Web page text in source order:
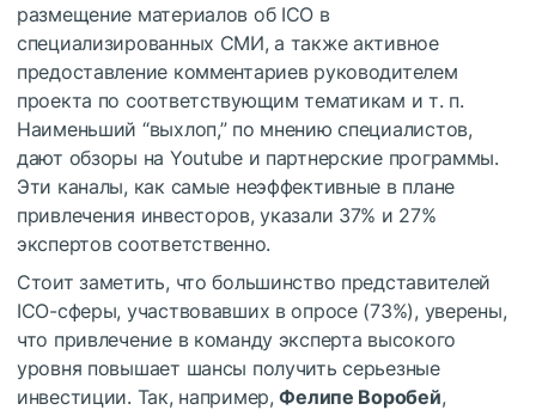
размещение материалов об ICO в
специализированных СМИ, а также активное
предоставление комментариев руководителем
проекта по соответствующим тематикам и т. п.
Наименьший “выхлоп,” по мнению специалистов,
дают обзоры на Youtube и партнерские программы.
Эти каналы, как самые неэффективные в плане
привлечения инвесторов, указали 37% и 27%
экспертов соответственно.
Стоит заметить, что большинство представителей
ICO-сферы, участвовавших в опросе (73%), уверены,
что привлечение в команду эксперта высокого
уровня повышает шансы получить серьезные
инвестиции. Так, например,Фелипе Воробей,